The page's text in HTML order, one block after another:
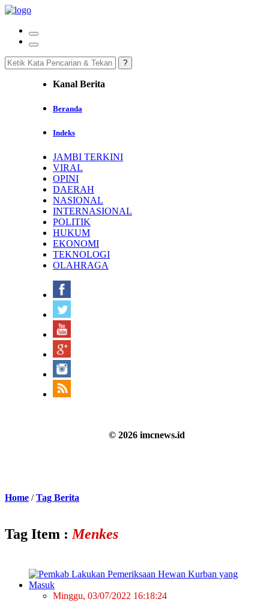
Kanal Berita
Beranda
Indeks
JAMBI TERKINI
VIRAL
OPINI
DAERAH
NASIONAL
INTERNASIONAL
POLITIK
HUKUM
EKONOMI
TEKNOLOGI
OLAHRAGA
© 2026 imcnews.id
Home /Tag Berita
Tag Item : Menkes
Minggu, 03/07/2022 16:18:24